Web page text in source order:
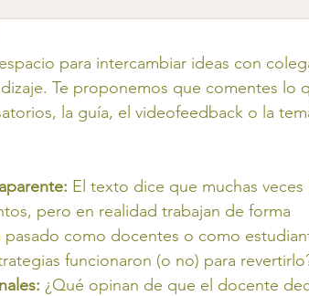
para intercambiar ideas con
Te proponemos que comentes lo
la guía, el videofeedback o la
El texto dice que muchas veces
pero en realidad trabajan de forma
pasado como docentes o como
funcionaron (o no) para
¿Qué opinan de que el docente